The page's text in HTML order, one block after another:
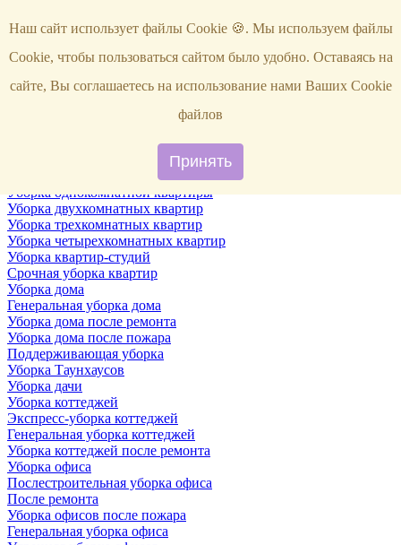
Уборка
Уборка снега
ВИП-уборка
Уборка квартир
Генеральная уборка квартир
Уборка квартир один раз в неделю
Поддерживающая уборка квартиры
Уборка квартир после пожара
Уборка однокомнатной квартиры
Уборка двухкомнатных квартир
Уборка трехкомнатных квартир
Уборка четырехкомнатных квартир
Уборка квартир-студий
Срочная уборка квартир
Уборка дома
Генеральная уборка дома
Уборка дома после ремонта
Уборка дома после пожара
Поддерживающая уборка
Уборка Таунхаусов
Уборка дачи
Уборка коттеджей
Экспресс-уборка коттеджей
Генеральная уборка коттеджей
Уборка коттеджей после ремонта
Уборка офиса
Послестроительная уборка офиса
После ремонта
Уборка офисов после пожара
Генеральная уборка офиса
Наш сайт использует файлы Cookie 🍪. Мы используем файлы
Cookie, чтобы пользоваться сайтом было удобно. Оставаясь на
сайте, Вы соглашаетесь на использование нами Ваших Cookie
файлов
Принять